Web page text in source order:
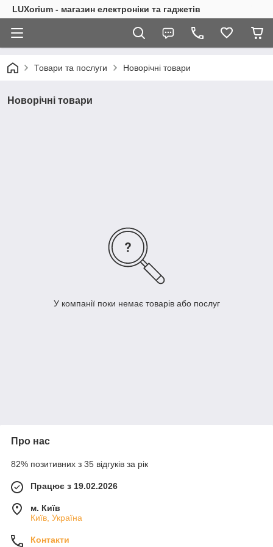
LUXorium - магазин електроніки та гаджетів
Товари та послуги Новорічні товари
Новорічні товари
У компанії поки немає товарів або послуг
Про нас
82% позитивних з 35 відгуків за рік
Працює з 19.02.2026
м. Київ
Київ, Україна
Контакти